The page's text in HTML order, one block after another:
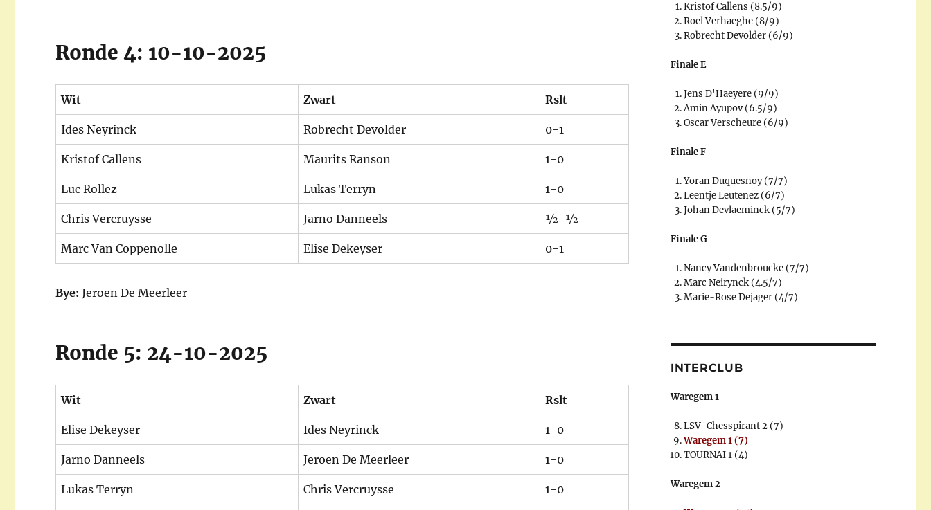
Ronde 4: 10-10-2025
Wit Zwart Rslt
Ides Neyrinck Robrecht Devolder 0-1
Kristof Callens Maurits Ranson 1-0
Luc Rollez Lukas Terryn 1-0
Chris Vercruysse Jarno Danneels ½-½
Marc Van Coppenolle Elise Dekeyser 0-1
Bye: Jeroen De Meerleer
Ronde 5: 24-10-2025
Wit Zwart Rslt
Elise Dekeyser Ides Neyrinck 1-0
Jarno Danneels Jeroen De Meerleer 1-0
Lukas Terryn Chris Vercruysse 1-0
Kristof Callens (8.5/9)
Roel Verhaeghe (8/9)
Robrecht Devolder (6/9)
Finale E
Jens D'Haeyere (9/9)
Amin Ayupov (6.5/9)
Oscar Verscheure (6/9)
Finale F
Yoran Duquesnoy (7/7)
Leentje Leutenez (6/7)
Johan Devlaeminck (5/7)
Finale G
Nancy Vandenbroucke (7/7)
Marc Neirynck (4.5/7)
Marie-Rose Dejager (4/7)
INTERCLUB
Waregem 1
LSV-Chesspirant 2 (7)
Waregem 1 (7)
TOURNAI 1 (4)
Waregem 2